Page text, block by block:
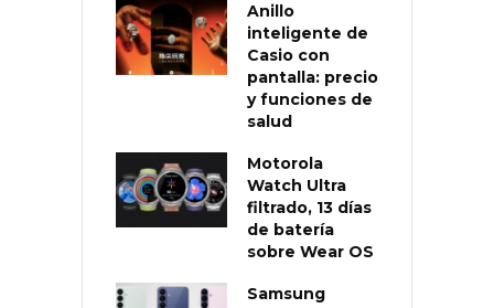
Anillo
inteligente de
Casio con
pantalla: precio
y funciones de
salud
Motorola
Watch Ultra
filtrado, 13 días
de batería
sobre Wear OS
Samsung